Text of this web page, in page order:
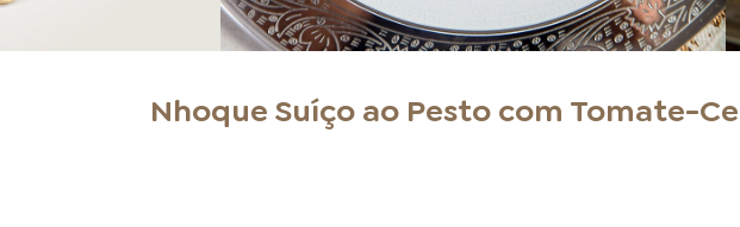
Nhoque Suíço ao Pesto com Tomate-